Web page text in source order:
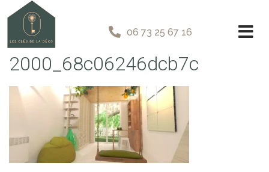
06 73 25 67 16
2000_68c06246dcb7c